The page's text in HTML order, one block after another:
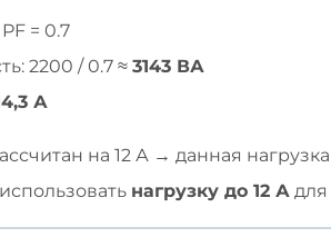
= 0.7
2200 / 0.7 ≈ 3143 ВА
А
на 12 А → данная
нагрузку до 12 А